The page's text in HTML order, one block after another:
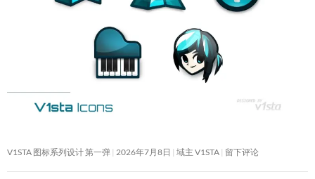
V1STA 图标系列设计 第一弹 2026年7月8日 域主 V1STA 留下评论